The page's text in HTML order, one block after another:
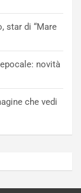
star di “Mare
novità
che vedi